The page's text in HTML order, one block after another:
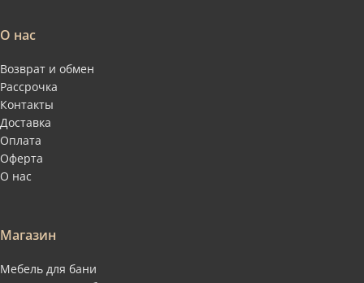
О нас
Возврат и обмен
Рассрочка
Контакты
Доставка
Оплата
Оферта
О нас
Магазин
Мебель для бани